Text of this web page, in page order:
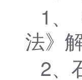
1、
法》
2、